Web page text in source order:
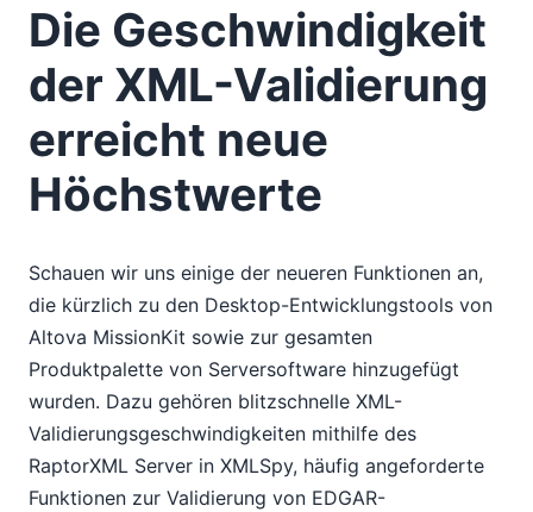
Die Geschwindigkeit
der XML-Validierung
erreicht neue
Höchstwerte
Schauen wir uns einige der neueren Funktionen an,
die kürzlich zu den Desktop-Entwicklungstools von
Altova MissionKit sowie zur gesamten
Produktpalette von Serversoftware hinzugefügt
wurden. Dazu gehören blitzschnelle XML-
Validierungsgeschwindigkeiten mithilfe des
RaptorXML Server in XMLSpy, häufig angeforderte
Funktionen zur Validierung von EDGAR-